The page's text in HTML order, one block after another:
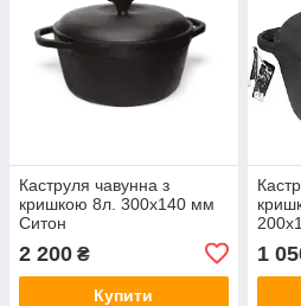
Каструля чавунна з
кришкою 8л. 300х140 мм
Ситон
2 200 ₴
Купити
1